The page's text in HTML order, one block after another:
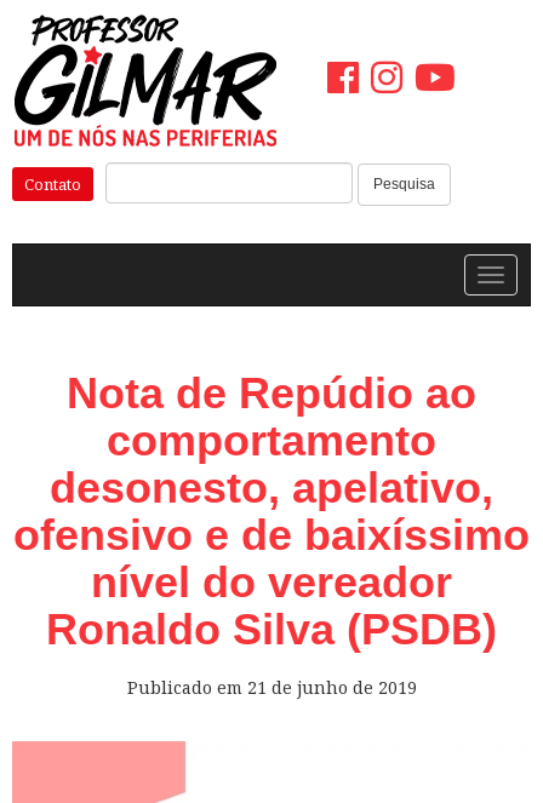
Pular
para
o
conteúdo
Pesquisa
Contato
Nota de Repúdio ao
comportamento
desonesto, apelativo,
ofensivo e de baixíssimo
nível do vereador
Ronaldo Silva (PSDB)
Publicado em 21 de junho de 2019